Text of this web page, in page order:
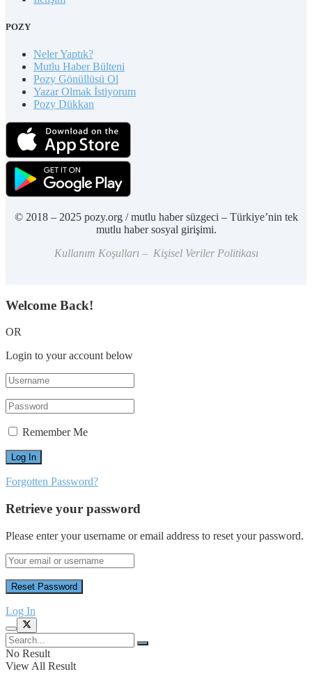
POZY
Neler Yaptık?
Mutlu Haber Bülteni
Pozy Gönüllüsü Ol
Yazar Olmak İstiyorum
Pozy Dükkan
© 2018 – 2025 pozy.org / mutlu haber süzgeci – Türkiye’nin tek
mutlu haber sosyal girişimi.
Kullanım Koşulları – Kişisel Veriler Politikası
Welcome Back!
OR
Login to your account below
Remember Me
Forgotten Password?
Retrieve your password
Please enter your username or email address to reset your password.
Log In
No Result
View All Result